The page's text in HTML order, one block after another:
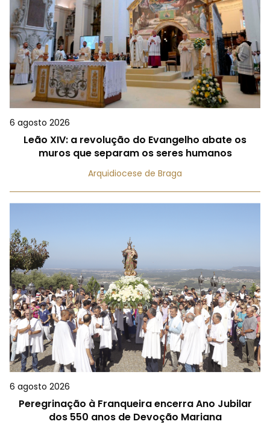
6 agosto 2026
Leão XIV: a revolução do Evangelho abate os
muros que separam os seres humanos
Arquidiocese de Braga
6 agosto 2026
Peregrinação à Franqueira encerra Ano Jubilar
dos 550 anos de Devoção Mariana